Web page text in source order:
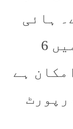
ہائی
اسپیڈ ڈیزل کی قیمت میں 6
امکان ہے
رپورٹ